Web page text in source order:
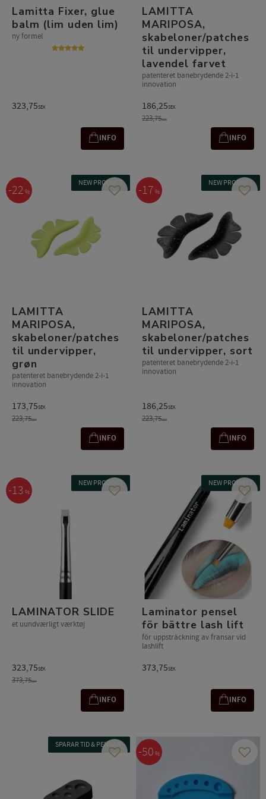
Lamitta Fixer, glue
balm (lim uden lim)
ny formel
323,75SEK
INFO
LAMITTA
MARIPOSA,
skabeloner/patches
til undervipper,
lavendel farvet
patenteret banebrydende 2-i-1
innovation
186,25SEK
223,75SEK
INFO
LAMITTA
MARIPOSA,
skabeloner/patches
til undervipper,
grøn
patenteret banebrydende 2-i-1
innovation
173,75SEK
223,75SEK
22 %
NEW PRODUCT
Gem som favorit
INFO
LAMITTA
MARIPOSA,
skabeloner/patches
til undervipper, sort
patenteret banebrydende 2-i-1
innovation
186,25SEK
223,75SEK
17 %
NEW PRODUCT
Gem
INFO
LAMINATOR SLIDE
et uundværligt værktøj
323,75SEK
373,75SEK
13 %
NEW PRODUCT
Gem som favorit
INFO
Laminator pensel
för bättre lash lift
för uppsträckning av fransar vid
lashlift
373,75SEK
NEW PRODUCT
Gem
INFO
SPARAR TID & PENGAR!
Gem som favorit
50 % Gem